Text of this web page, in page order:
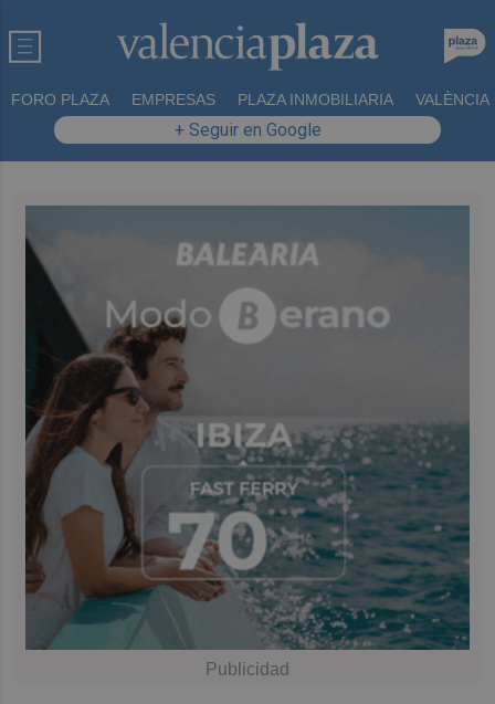
FORO PLAZA EMPRESAS PLAZA INMOBILIARIA VALÈNCIA
+ Seguir en Google